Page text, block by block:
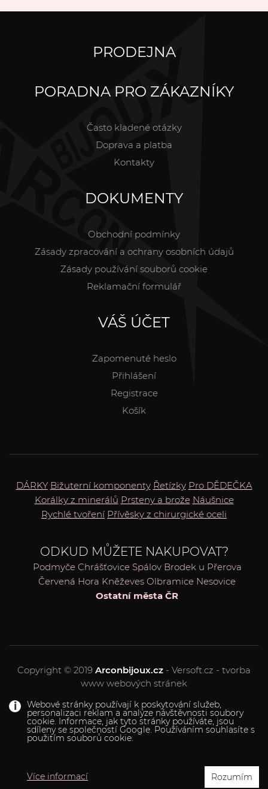
Webové stránky používají k poskytování služeb,
personalizaci reklam a analýze návštěvnosti soubory
cookie. Informace, jak tyto stránky používáte, jsou
sdíleny se společností Google. Používáním souhlasíte s
použitím souborů cookie.
Více informací Rozumím
PRODEJNA
PORADNA PRO ZÁKAZNÍKY
Často kladené otázky
Doprava a platba
Kontakty
DOKUMENTY
Obchodní podmínky
Zásady zpracování a ochrany osobních údajů
Zásady používání souborů cookie
Reklamační formulář
VÁŠ ÚČET
Zapomenuté heslo
Přihlášení
Registrace
Košík
DÁRKY Bižuterní komponenty Řetízky Pro DĚDEČKA
Korálky z minerálů Prsteny a brože Náušnice
Rychlé tvoření Přívěsky z chirurgické oceli
ODKUD MŮŽETE NAKUPOVAT?
Podmyče Chrášťovice Spálov Brodek u Přerova
Červená Hora Kněževes Olbramice Nesovice
Ostatní města ČR
Copyright © 2019 Arconbijoux.cz - Versoft.cz - tvorba
www webových stránek